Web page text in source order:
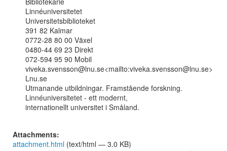
Linnéuniversitetet
Universitetsbiblioteket
391 82 Kalmar
0772-28 80 00 Växel
0480-44 69 23 Direkt
072-594 95 90 Mobil
viveka.svensson@lnu.se<mailto:viveka.svensson@lnu.se>
Lnu.se
Utmanande utbildningar. Framstående forskning.
Linnéuniversitetet - ett modernt,
internationellt universitet i Småland.
Attachments:
attachment.html (text/html — 3.0 KB)